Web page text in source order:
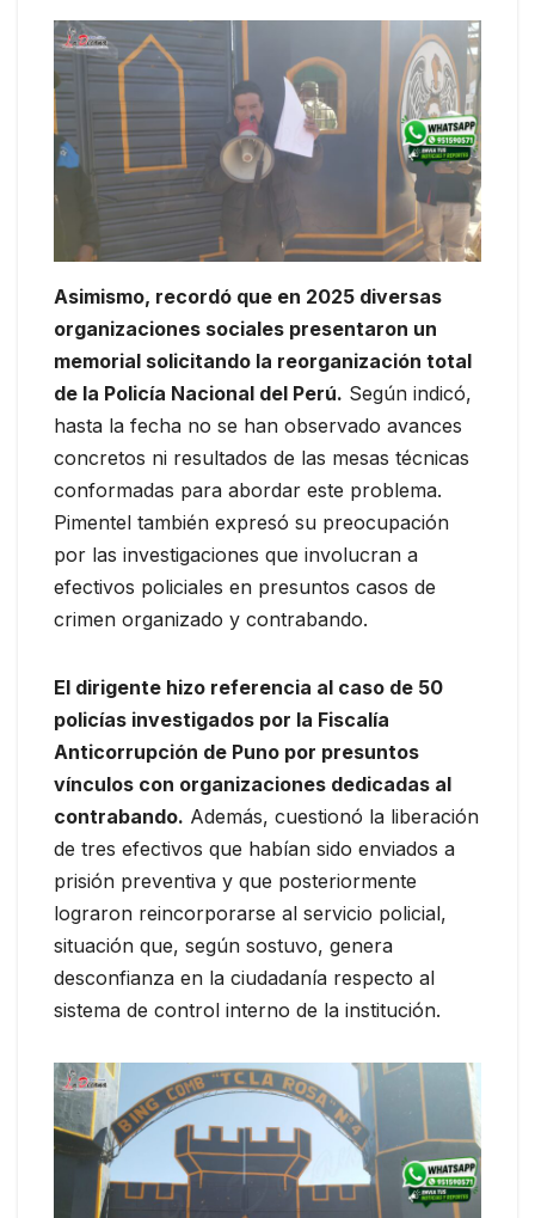
Asimismo, recordó que en 2025 diversas
organizaciones sociales presentaron un
memorial solicitando la reorganización total
de la Policía Nacional del Perú. Según indicó,
hasta la fecha no se han observado avances
concretos ni resultados de las mesas técnicas
conformadas para abordar este problema.
Pimentel también expresó su preocupación
por las investigaciones que involucran a
efectivos policiales en presuntos casos de
crimen organizado y contrabando.
El dirigente hizo referencia al caso de 50
policías investigados por la Fiscalía
Anticorrupción de Puno por presuntos
vínculos con organizaciones dedicadas al
contrabando. Además, cuestionó la liberación
de tres efectivos que habían sido enviados a
prisión preventiva y que posteriormente
lograron reincorporarse al servicio policial,
situación que, según sostuvo, genera
desconfianza en la ciudadanía respecto al
sistema de control interno de la institución.